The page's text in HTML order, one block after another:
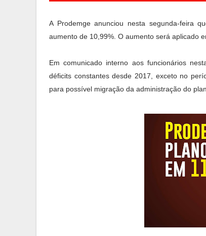
A Prodemge anunciou nesta segunda-feira
aumento de 10,99%. O aumento será aplicado
Em comunicado interno aos funcionários
déficits constantes desde 2017, exceto no
para possível migração da administração do